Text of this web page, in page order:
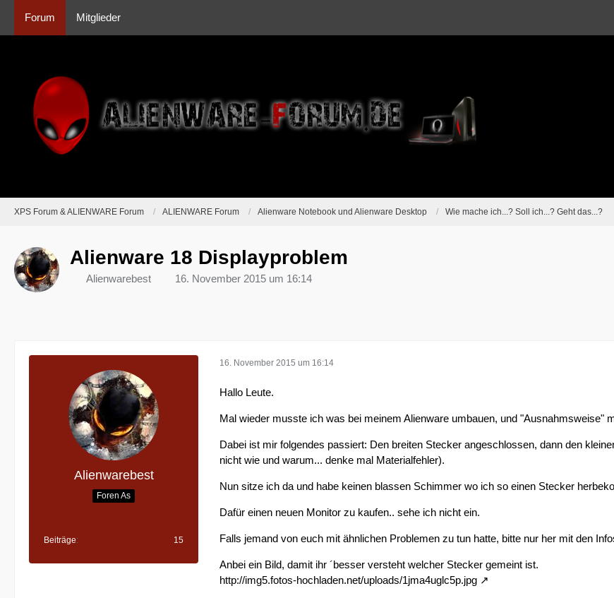
Forum Mitglieder
XPS Forum & ALIENWARE Forum ALIENWARE Forum Alienware Notebook und Alienware Desktop Wie mache ich...? Soll ich...? Geht das...?
Alienware 18 Displayproblem
Alienwarebest 16. November 2015 um 16:14
Alienwarebest
Foren As
Beiträge 15
16. November 2015 um 16:14
Hallo Leute.
Mal wieder musste ich was bei meinem Alienware umbauen, und "Ausnahmsweise"
Dabei ist mir folgendes passiert: Den breiten Stecker angeschlossen, dann den
nicht wie und warum... denke mal Materialfehler).
Nun sitze ich da und habe keinen blassen Schimmer wo ich so einen Stecker
Dafür einen neuen Monitor zu kaufen.. sehe ich nicht ein.
Falls jemand von euch mit ähnlichen Problemen zu tun hatte, bitte nur her mit den
Anbei ein Bild, damit ihr ´besser versteht welcher Stecker gemeint ist.
http://img5.fotos-hochladen.net/uploads/1jma4uglc5p.jpg